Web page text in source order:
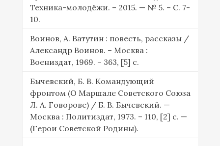
Техника-молодёжи. – 2015. — № 5. – С. 7-
10.
Воинов, А. Ватутин : повесть, рассказы /
Александр Воинов. – Москва :
Воениздат, 1969. – 363, [5] с.
Бычевский, Б. В. Командующий
фронтом (О Маршале Советского Союза
Л. А. Говорове) / Б. В. Бычевский. —
Москва : Политиздат, 1973. – 110, [2] с. —
(Герои Советской Родины).